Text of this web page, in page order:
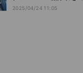
2025/04/24 11:05